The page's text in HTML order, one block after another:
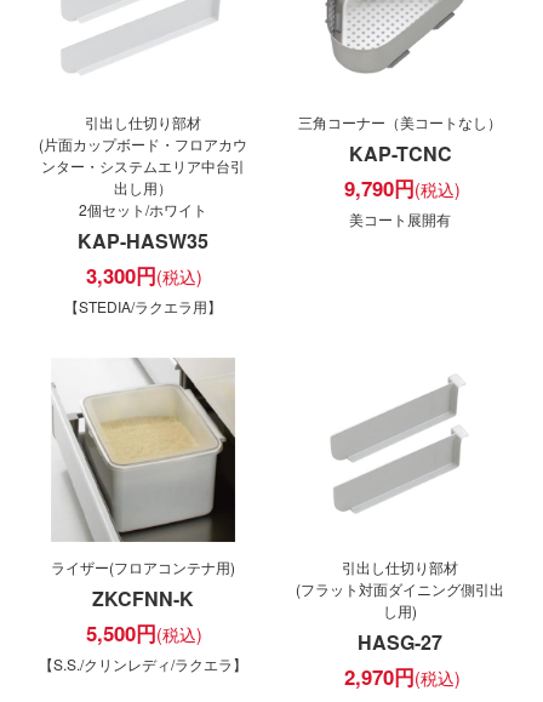
引出し仕切り部材
(片面カップボード・フロアカウ
ンター・システムエリア中台引
出し用）
2個セット/ホワイト
KAP-HASW35
3,300円
【STEDIA/ラクエラ用】
三角コーナー（美コートなし）
KAP-TCNC
9,790円
美コート展開有
ライザー(フロアコンテナ用)
ZKCFNN-K
5,500円
【S.S./クリンレディ/ラクエラ】
引出し仕切り部材
(フラット対面ダイニング側引出
し用)
HASG-27
2,970円